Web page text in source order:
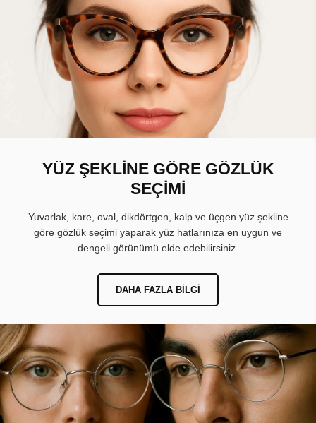
YÜZ ŞEKLİNE GÖRE GÖZLÜK
SEÇİMİ
Yuvarlak, kare, oval, dikdörtgen, kalp ve üçgen yüz şekline
göre gözlük seçimi yaparak yüz hatlarınıza en uygun ve
dengeli görünümü elde edebilirsiniz.
DAHA FAZLA BILGI